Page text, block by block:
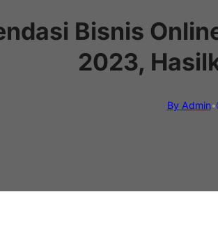
Bisnis
2023,
By Admin•